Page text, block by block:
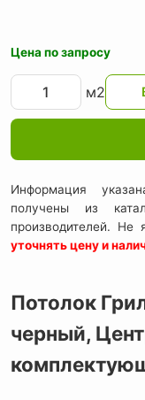
Цена по запросу
м2
Информация
получены из
производителей. Не
уточнять цену и
Потолок
черный,